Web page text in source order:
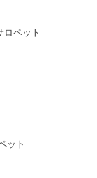
ロペット
ット